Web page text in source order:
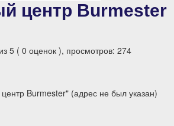
центр Burmester
из 5 ( 0 оценок ), просмотров: 274
Burmester" (адрес не был указан)